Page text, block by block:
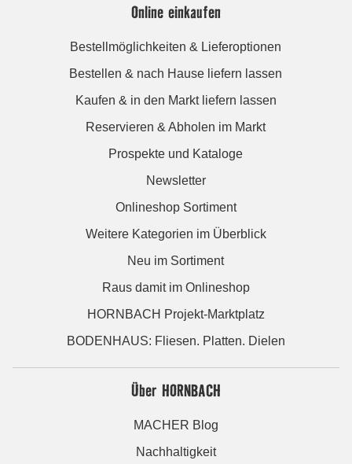
Online einkaufen
Bestellmöglichkeiten & Lieferoptionen
Bestellen & nach Hause liefern lassen
Kaufen & in den Markt liefern lassen
Reservieren & Abholen im Markt
Prospekte und Kataloge
Newsletter
Onlineshop Sortiment
Weitere Kategorien im Überblick
Neu im Sortiment
Raus damit im Onlineshop
HORNBACH Projekt-Marktplatz
BODENHAUS: Fliesen. Platten. Dielen
Über HORNBACH
MACHER Blog
Nachhaltigkeit